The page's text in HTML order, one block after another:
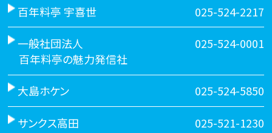
百年料亭 宇喜世 025-524-2217
一般社団法人
百年料亭の魅力発信社
025-524-0001
大島ホケン 025-524-5850
サンクス高田 025-521-1230